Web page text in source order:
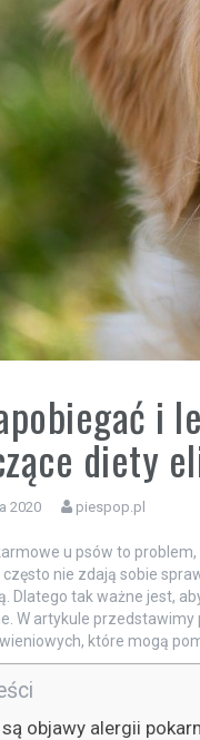
i
diety
2020 piespop.pl
u psów to
często nie zdają sobie
Dlatego tak ważne jest,
W artykule
które mogą
objawy alergii